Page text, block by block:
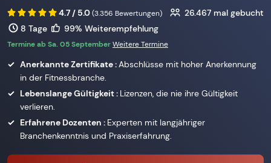
4.7 / 5.0(3.356 Bewertungen) 26.467mal gebucht
8 Tage
99% Weiterempfehlung
Termine ab Sa. 05 SeptemberWeitere Termine
Anerkannte Zertifikate :Abschlüsse mit hoher Anerkennung
in der Fitnessbranche.
Lebenslange Gültigkeit : Lizenzen, die nie ihre Gültigkeit
verlieren.
Erfahrene Dozenten : Experten mit langjähriger
Branchenkenntnis und Praxiserfahrung.